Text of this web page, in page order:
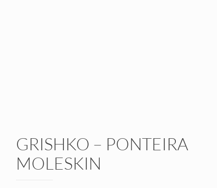
GRISHKO – PONTEIRA
MOLESKIN